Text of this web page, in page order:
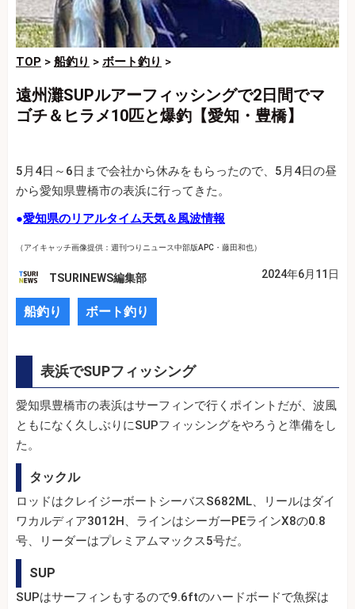
TOP > 船釣り > ボート釣り >
遠州灘SUPルアーフィッシングで2日間でマ
ゴチ＆ヒラメ10匹と爆釣【愛知・豊橋】
5月4日～6日まで会社から休みをもらったので、5月4日の昼
から愛知県豊橋市の表浜に行ってきた。
●愛知県のリアルタイム天気＆風波情報
（アイキャッチ画像提供：週刊つりニュース中部版APC・藤田和也）
TSURINEWS編集部 2024年6月11日
船釣り ボート釣り
表浜でSUPフィッシング
愛知県豊橋市の表浜はサーフィンで行くポイントだが、波風
ともになく久しぶりにSUPフィッシングをやろうと準備をし
た。
タックル
ロッドはクレイジーボートシーバスS682ML、リールはダイ
ワカルディア3012H、ラインはシーガーPEラインX8の0.8
号、リーダーはプレミアムマックス5号だ。
SUP
SUPはサーフィンもするので9.6ftのハードボードで魚探は